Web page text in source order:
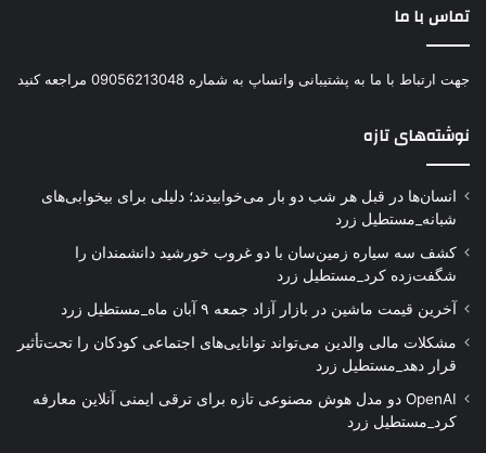
تماس با ما
جهت ارتباط با ما به پشتیبانی واتساپ به شماره 09056213048 مراجعه کنید
نوشته‌های تازه
انسان‌ها در قبل هر شب دو بار می‌خوابیدند؛ دلیلی برای بیخوابی‌های
شبانه_مستطیل زرد
کشف سه سیاره زمین‌سان با دو غروب خورشید دانشمندان را
شگفت‌زده کرد_مستطیل زرد
آخرین قیمت ماشین در بازار آزاد جمعه ۹ آبان ماه_مستطیل زرد
مشکلات مالی والدین می‌تواند توانایی‌های اجتماعی کودکان را تحت‌تأثیر
قرار دهد_مستطیل زرد
OpenAI دو مدل هوش مصنوعی تازه برای ترقی ایمنی آنلاین معارفه
کرد_مستطیل زرد